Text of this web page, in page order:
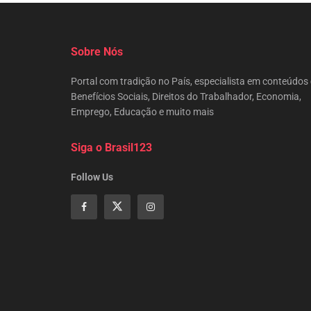
Sobre Nós
Portal com tradição no País, especialista em conteúdos
Benefícios Sociais, Direitos do Trabalhador, Economia,
Emprego, Educação e muito mais
Siga o Brasil123
Follow Us